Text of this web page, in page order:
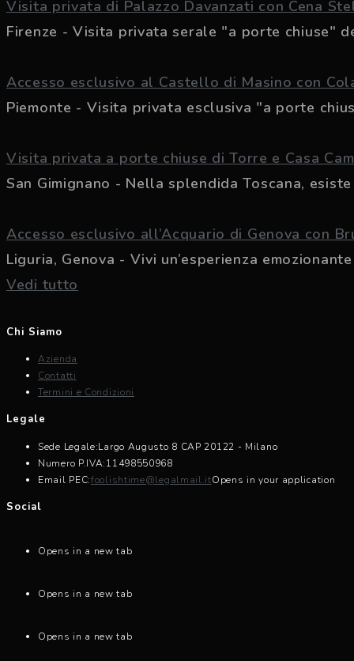
Visita privata di Palazzo Davanzati con Cena
Firenze - Visita privata serale "a porte chiuse"
Accesso esclusivo al Castello di Masino con
Piemonte - Visita privata esclusiva "a porte
Visita privata a porte chiuse di Torre e Casa
San Gimignano - Nella splendida Toscana,
Accesso esclusivo all’Acquario di Genova con
Liguria, Genova - Vivi un’esperienza
Vedi tutto
Chi Siamo
Azienda
Contatti
Termini e Condizioni
Legale
Sede Legale:Largo Augusto 8 CAP 20122 - Milano
Numero P.IVA:11498550968
Email PEC:foolishtime@legalmail.itOpens in your application
Social
Opens in a new tab
Opens in a new tab
Opens in a new tab